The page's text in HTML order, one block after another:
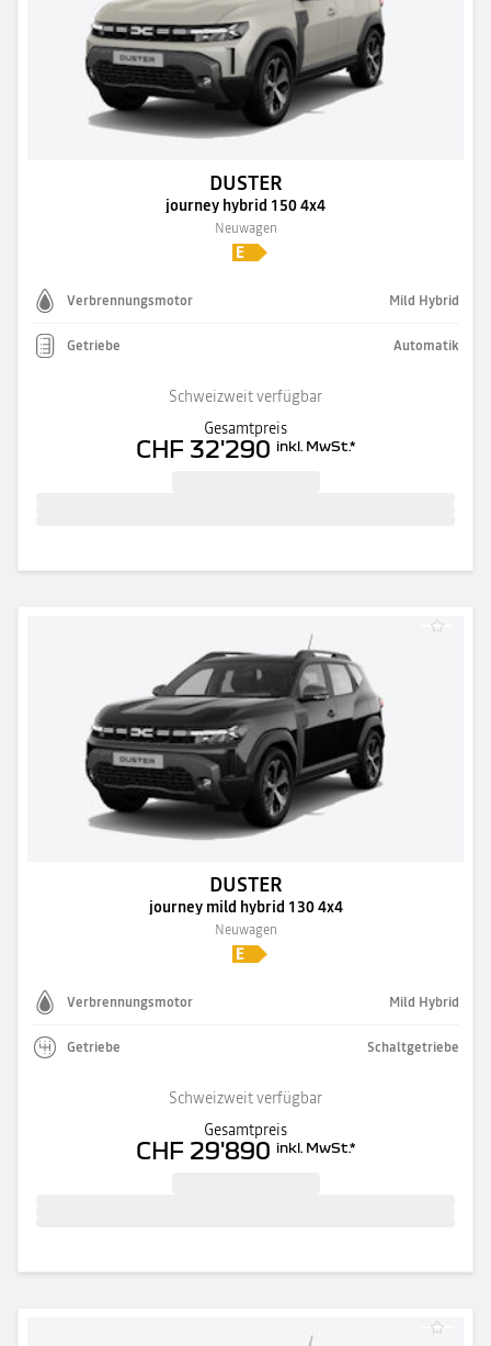
DUSTER
journey hybrid 150 4x4
Neuwagen
Verbrennungsmotor Mild Hybrid
Getriebe Automatik
Schweizweit verfügbar
Gesamtpreis
CHF 32'290 inkl. MwSt.*
DUSTER
journey mild hybrid 130 4x4
Neuwagen
Verbrennungsmotor Mild Hybrid
Getriebe Schaltgetriebe
Schweizweit verfügbar
Gesamtpreis
CHF 29'890 inkl. MwSt.*